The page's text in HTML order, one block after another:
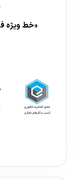
«خط ویژه